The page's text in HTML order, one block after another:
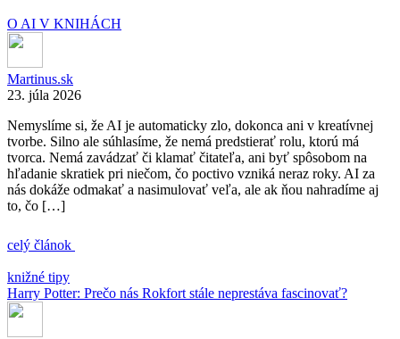
O AI V KNIHÁCH
Martinus.sk
23. júla 2026
Nemyslíme si, že AI je automaticky zlo, dokonca ani v kreatívnej
tvorbe. Silno ale súhlasíme, že nemá predstierať rolu, ktorú má
tvorca. Nemá zavádzať či klamať čitateľa, ani byť spôsobom na
hľadanie skratiek pri niečom, čo poctivo vzniká neraz roky. AI za
nás dokáže odmakať a nasimulovať veľa, ale ak ňou nahradíme aj
to, čo […]
celý článok
knižné tipy
Harry Potter: Prečo nás Rokfort stále neprestáva fascinovať?